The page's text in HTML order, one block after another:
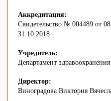
Аккредитация:
Свидетельство № 004489 от
31.10.2018
Учредитель:
Департамент
Директор:
Виноградова Виктория